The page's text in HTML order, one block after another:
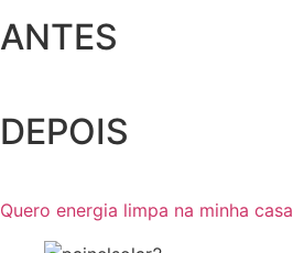
ANTES
DEPOIS
Quero energia limpa na minha casa